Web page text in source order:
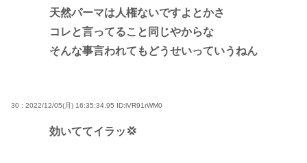
天然パーマは人権ないですよとかさ
コレと言ってること同じやからな
そんな事言われてもどうせいっていうねん
30 : 2022/12/05(月) 16:35:34.95 ID:lVR91rWM0
効いててイラッ💢